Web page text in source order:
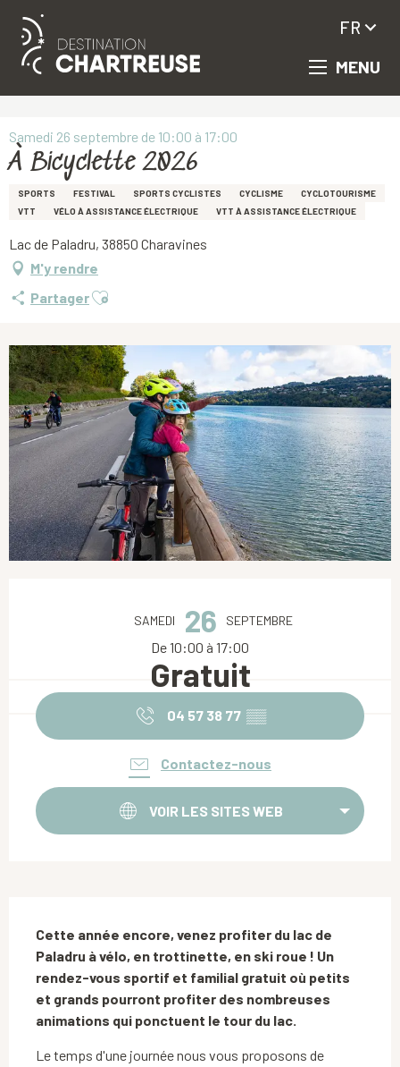
Aller
principal
MENU
FR
Samedi 26 septembre de 10:00 à 17:00
À Bicyclette 2026
SPORTS FESTIVAL SPORTS CYCLISTES CYCLISME
CYCLOTOURISME
VTT
VÉLO À ASSISTANCE ÉLECTRIQUE VTT À ASSISTANCE ÉLECTRIQUE
Lac de Paladru, 38850 Charavines
M'y rendre
PartagerAjouter aux favoris
SAMEDI 26 SEPTEMBRE
De 10:00 à 17:00
Gratuit
04 57 38 77 ▒▒
Contactez-nous
VOIR LES SITES WEB
Cette année encore, venez profiter du lac de
Paladru à vélo, en trottinette, en ski roue ! Un
rendez-vous sportif et familial gratuit où petits
et grands pourront profiter des nombreuses
animations qui ponctuent le tour du lac.
Le temps d'une journée nous vous proposons de